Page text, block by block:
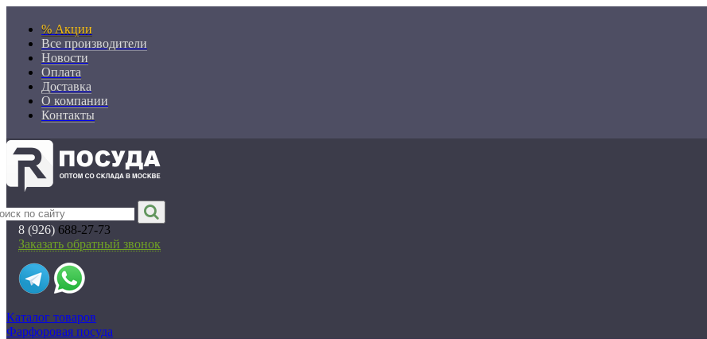
% Акции
Все производители
Новости
Оплата
Доставка
О компании
Контакты
8 (926) 688-27-73
Заказать обратный звонок
Каталог товаров
Фарфоровая посуда